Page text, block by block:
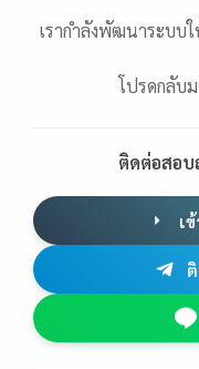
เรากำลังพัฒนาระบบ
โปรดกลับ
ติดต่อสอบ
เ